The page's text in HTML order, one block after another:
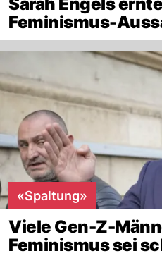
Feminismus-
«Spaltung»
Viele Gen-Z-
Feminismus sei